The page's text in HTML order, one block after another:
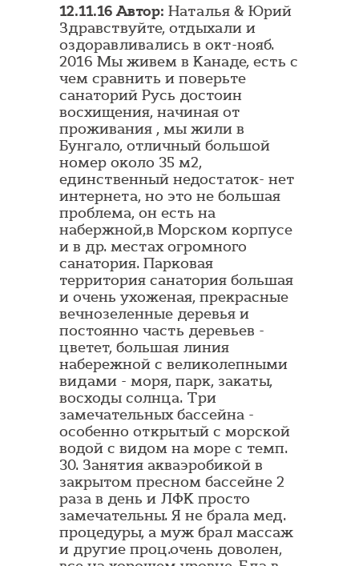
12.11.16 Автор: Наталья & Юрий
Здравствуйте, отдыхали и
оздоравливались в окт-нояб.
2016 Мы живем в Канаде, есть с
чем сравнить и поверьте
санаторий Русь достоин
восхищения, начиная от
проживания , мы жили в
Бунгало, отличный большой
номер около 35 м2,
единственный недостаток- нет
интернета, но это не большая
проблема, он есть на
набержной,в Морском корпусе
и в др. местах огромного
санатория. Парковая
территория санатория большая
и очень ухоженая, прекрасные
вечнозеленные деревья и
постоянно часть деревьев -
цветет, большая линия
набережной с великолепными
видами - моря, парк, закаты,
восходы солнца. Три
замечательных бассейна -
особенно открытый с морской
водой с видом на море с темп.
30. Занятия акваэробикой в
закрытом пресном бассейне 2
раза в день и ЛФК просто
замечательны. Я не брала мед.
процедуры, а муж брал массаж
и другие проц.очень доволен,